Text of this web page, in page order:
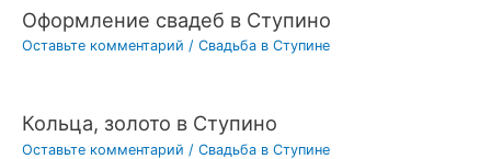
Оформление свадеб в Ступино
Оставьте комментарий / Свадьба в Ступине
Кольца, золото в Ступино
Оставьте комментарий / Свадьба в Ступине